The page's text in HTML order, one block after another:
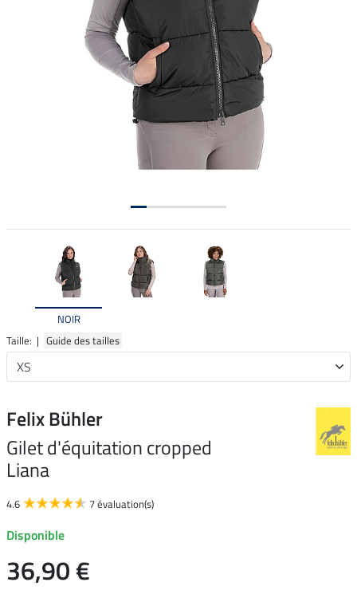
NOIR
Taille: | Guide des tailles
Felix Bühler
Gilet d'équitation cropped
Liana
4.6 7 évaluation(s)
Disponible
36,90 €